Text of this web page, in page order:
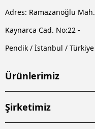
Adres: Ramazanoğlu Mah.
Kaynarca Cad. No:22 -
Pendik / İstanbul / Türkiye
Ürünlerimiz
Şirketimiz